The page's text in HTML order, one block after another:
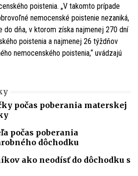
poistenia. „V takomto prípade
nemocenské poistenie nezaniká,
do dňa, v ktorom získa najmenej 270 dní
poistenia a najmenej 26 týždňov
nemocenského poistenia,“ uvádzajú
počas poberania materskej
počas poberania
dôchodku
ako neodísť do dôchodku s